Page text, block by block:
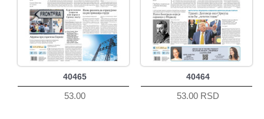
40465
53.00
40464
53.00 RSD